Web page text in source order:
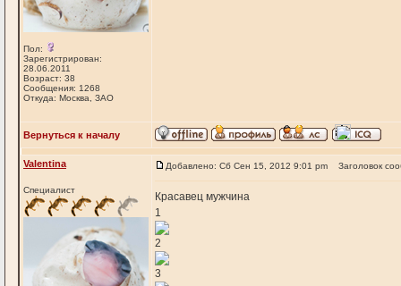
Пол:
Зарегистрирован:
28.06.2011
Возраст: 38
Сообщения: 1268
Откуда: Москва, ЗАО
Вернуться к началу
Valentina
Специалист
Добавлено: Сб Сен 15, 2012 9:01 pm Заголовок
Красавец мужчина
1
2
3